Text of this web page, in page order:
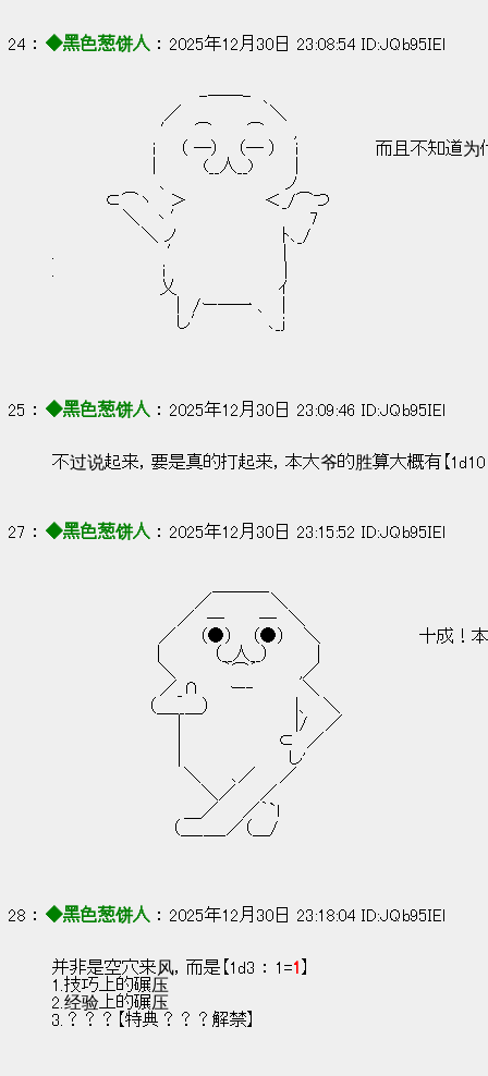
24 ： ◆黑色葱饼人 ： 2025年12月30日 23:08:54 ID:JQb95IEl
-―─-　、
／　　　　 　 　 ＼
′ 　⌒　 　 ⌒ 　　,
i　　（ ―）　 （― ）　 ｉ              而且不知道为什
|　　 　 (__人__)　 　　|
､　　　　　　　　 　 ノ
⊂⌒ヽ　 ＞　　　　　　 ＜_/⌒つ
＼　丶′　　　　 　 　 　 　 7
＼ ノ　　　　 　 　 　 ﾄ､_/
.　　　 　 　 　 　 ′　　 　 　 　 　 |
.　　　　　　　 　 i　　　　　　　　 　 |
乂　　　　　　　　 ｲ
|　/ー―一 、　|
し′　　　　　､_ｊ
25 ： ◆黑色葱饼人 ： 2025年12月30日 23:09:46 ID:JQb95IEl
不过说起来，要是真的打起来，本大爷的胜算大概有【1d10
27 ： ◆黑色葱饼人 ： 2025年12月30日 23:15:52 ID:JQb95IEl
／　　 　 　＼
／　─　 　 ─　＼
／ 　 （●） 　（●） 　＼                  十成！本大爷
|　 　 　 （__人__）　　 　 |
＼　 　　 ｀⌒´ 　　　,／
／_∩　 　ー‐　　　　＼
（＿__＿）　　　　　　　|、　＼
|　　　　　　　　　 |/　 ／
|　　　　　　　　⊂　／
|　　　　　　　　　し'
＼ 　　､／　　／
＼／　　／
＿／　　／｀`l
（＿_＿_／（＿/
28 ： ◆黑色葱饼人 ： 2025年12月30日 23:18:04 ID:JQb95IEl
并非是空穴来风，而是【1d3 ： 1=1 】
1.技巧上的碾压
2.经验上的碾压
3.？？？【特典？？？解禁】